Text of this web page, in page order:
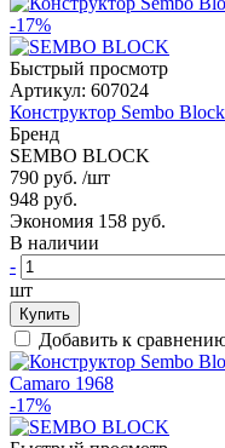
-17%
Быстрый просмотр
Артикул: 607024
Конструктор Sembo
Бренд
SEMBO BLOCK
790 руб. /шт
948 руб.
Экономия 158 руб.
В наличии
-
шт
Купить
Добавить к
-17%